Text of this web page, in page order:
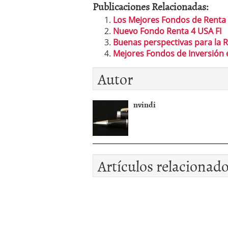
Los fondos de
no se detiene febrero 8,
Los fondos de
de 450.889 millones de
Publicaciones Relacionadas:
Los Mejores Fondos de
Nuevo Fondo Renta 4 USA FI
Buenas perspectivas para la
Mejores Fondos de Inversión
Autor
nvindi
Artículos